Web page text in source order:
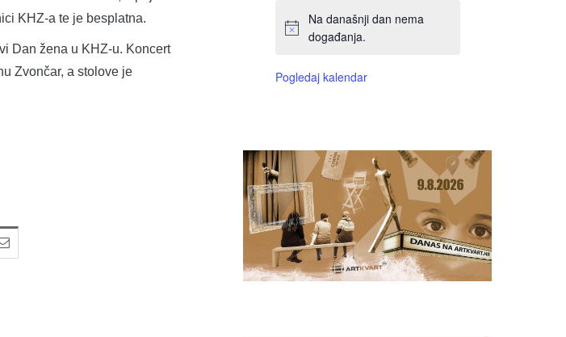
KHZ-a te je besplatna.
Dan žena u KHZ-u. Koncert
Zvončar, a stolove je
Na današnji dan nema
događanja.
Pogledaj kalendar